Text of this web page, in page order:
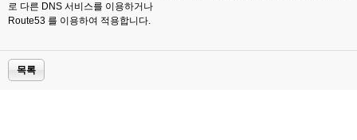
로 다른 DNS 서비스를 이용하거나
Route53 를 이용하여 적용합니다.
목록